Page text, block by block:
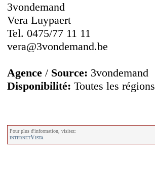
3vondemand
Vera Luypaert
Tel. 0475/77 11 11
vera@3vondemand.be
Agence / Source: 3vondemand
Disponibilité: Toutes les régions
Pour plus d'information, visitez:
internetVista